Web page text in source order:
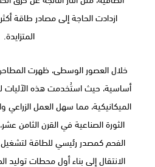
ازدادت الحاجة إلى مصادر طاقة
المتزايدة.
خلال العصور الوسطى، ظهرت المطاحن
أساسية، حيث استُخدمت هذه الآليات
الميكانيكية، مما سهل العمل
الثورة الصناعية في القرن الثامن
الفحم كمصدر رئيسي للطاقة لتشغيل
الانتقال إلى بناء أول محطات توليد